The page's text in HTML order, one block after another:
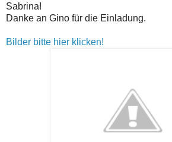
Sabrina!
Danke an Gino für die Einladung.
Bilder bitte hier klicken!